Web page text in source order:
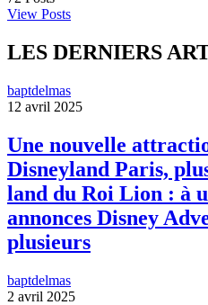
View Posts
LES DERNIERS
baptdelmas
12 avril 2025
Une nouvelle
Disneyland Paris,
land du Roi Lion : à
annonces Disney
plusieurs
baptdelmas
2 avril 2025